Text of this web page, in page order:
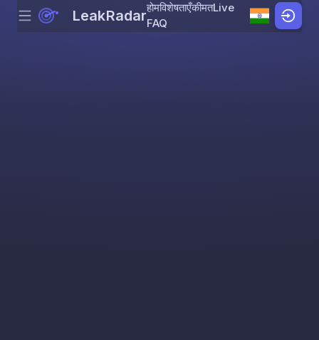
Skip to content
Menu LeakRadarहोमविशेषताएँकीमतLive
FAQ